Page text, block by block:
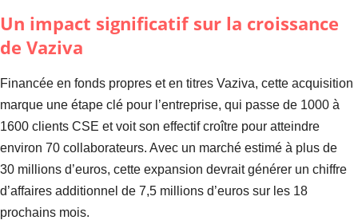
Un impact significatif sur la croissance
de Vaziva
Financée en fonds propres et en titres Vaziva, cette acquisition
marque une étape clé pour l’entreprise, qui passe de 1000 à
1600 clients CSE et voit son effectif croître pour atteindre
environ 70 collaborateurs. Avec un marché estimé à plus de
30 millions d’euros, cette expansion devrait générer un chiffre
d’affaires additionnel de 7,5 millions d’euros sur les 18
prochains mois.